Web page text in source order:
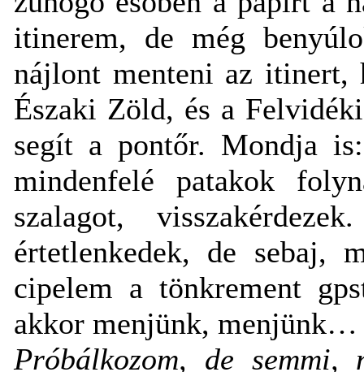
itinerem, de még
nájlont menteni az itinert,
Északi Zöld, és a
segít a pontőr. Mondja
mindenfelé patakok
szalagot,
értetlenkedek, de sebaj,
cipelem a tönkrement
akkor menjünk,
Próbálkozom, de semmi,